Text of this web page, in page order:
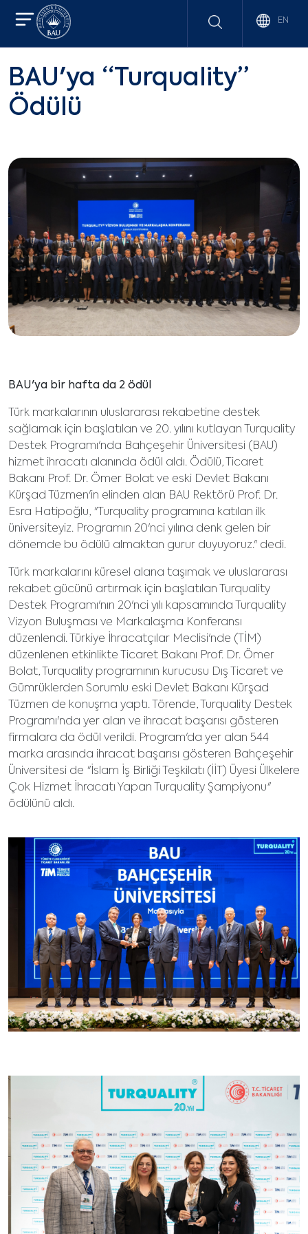
EN
BAU'ya “Turquality”
Ödülü
BAU'ya bir hafta da 2 ödül
Türk markalarının uluslararası rekabetine destek
sağlamak için başlatılan ve 20. yılını kutlayan Turquality
Destek Programı'nda Bahçeşehir Üniversitesi (BAU)
hizmet ihracatı alanında ödül aldı. Ödülü, Ticaret
Bakanı Prof. Dr. Ömer Bolat ve eski Devlet Bakanı
Kürşad Tüzmen'in elinden alan BAU Rektörü Prof. Dr.
Esra Hatipoğlu, "Turquality programına katılan ilk
üniversiteyiz. Programın 20'nci yılına denk gelen bir
dönemde bu ödülü almaktan gurur duyuyoruz." dedi.
Türk markalarını küresel alana taşımak ve uluslararası
rekabet gücünü artırmak için başlatılan Turquality
Destek Programı'nın 20'nci yılı kapsamında Turquality
Vizyon Buluşması ve Markalaşma Konferansı
düzenlendi. Türkiye İhracatçılar Meclisi'nde (TİM)
düzenlenen etkinlikte Ticaret Bakanı Prof. Dr. Ömer
Bolat, Turquality programının kurucusu Dış Ticaret ve
Gümrüklerden Sorumlu eski Devlet Bakanı Kürşad
Tüzmen de konuşma yaptı. Törende, Turquality Destek
Programı'nda yer alan ve ihracat başarısı gösteren
firmalara da ödül verildi. Program'da yer alan 544
marka arasında ihracat başarısı gösteren Bahçeşehir
Üniversitesi de "İslam İş Birliği Teşkilatı (İİT) Üyesi Ülkelere
Çok Hizmet İhracatı Yapan Turquality Şampiyonu"
ödülünü aldı.